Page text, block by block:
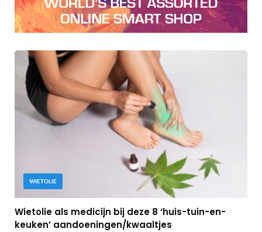
WIETOLIE
Wietolie als medicijn bij deze 8 ‘huis-tuin-en-
keuken’ aandoeningen/kwaaltjes